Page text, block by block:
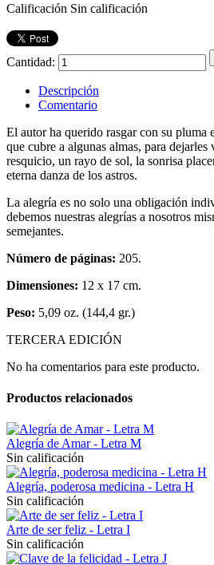
Calificación Sin calificación
Cantidad:
Descripción
Comentario
El autor ha querido rasgar con su pluma
que cubre a algunas almas, para dejarles
resquicio, un rayo de sol, la sonrisa
eterna danza de los astros.
La alegría es no solo una obligación
debemos nuestras alegrías a nosotros
semejantes.
Número de páginas: 205.
Dimensiones: 12 x 17 cm.
Peso: 5,09 oz. (144,4 gr.)
TERCERA EDICIÓN
No ha comentarios para este producto.
Productos relacionados
Alegría de Amar - Letra M
Sin calificación
Alegría, poderosa medicina - Letra H
Sin calificación
Arte de ser feliz - Letra I
Sin calificación